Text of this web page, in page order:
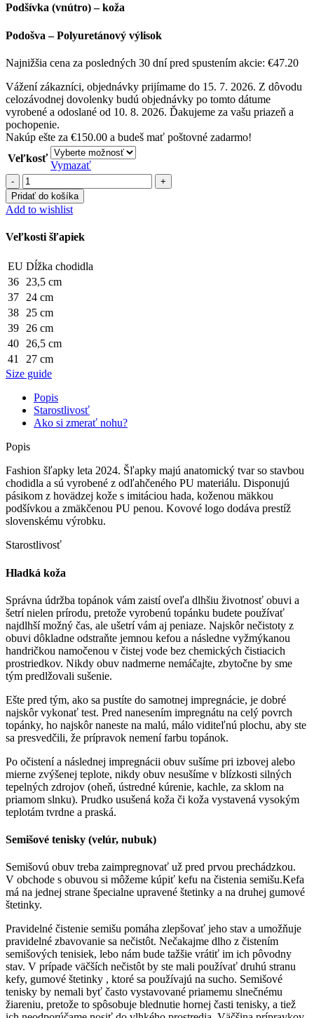
Podšívka (vnútro) – koža
Podošva – Polyuretánový výlisok
Najnižšia cena za posledných 30 dní pred spustením akcie: €47.20
Vážení zákazníci, objednávky prijímame do 15. 7. 2026. Z dôvodu
celozávodnej dovolenky budú objednávky po tomto dátume
vyrobené a odoslané od 10. 8. 2026. Ďakujeme za vašu priazeň a
pochopenie.
Nakúp ešte za €150.00 a budeš mať poštovné zadarmo!
Veľkosť
Vymazať
množstvo
Šľapky
ZDA
Burgundy
Pridať do košíka
Add to wishlist
Veľkosti šľapiek
EU Dĺžka chodidla
36
23,5 cm
37
24 cm
38
25 cm
39
26 cm
40
26,5 cm
41
27 cm
Size guide
Popis
Starostlivosť
Ako si zmerať nohu?
Popis
Fashion šľapky leta 2024. Šľapky majú anatomický tvar so stavbou
chodidla a sú vyrobené z odľahčeného PU materiálu. Disponujú
pásikom z hovädzej kože s imitáciou hada, koženou mäkkou
podšívkou a zmäkčenou PU penou. Kovové logo dodáva prestíž
slovenskému výrobku.
Starostlivosť
Hladká koža
Správna údržba topánok vám zaistí oveľa dlhšiu životnosť obuvi a
šetrí nielen prírodu, pretože vyrobenú topánku budete používať
najdlhší možný čas, ale ušetrí vám aj peniaze. Najskôr nečistoty z
obuvi dôkladne odstraňte jemnou kefou a následne vyžmýkanou
handričkou namočenou v čistej vode bez chemických čistiacich
prostriedkov. Nikdy obuv nadmerne nemáčajte, zbytočne by sme
tým predlžovali sušenie.
Ešte pred tým, ako sa pustíte do samotnej impregnácie, je dobré
najskôr vykonať test. Pred nanesením impregnátu na celý povrch
topánky, ho najskôr naneste na malú, málo viditeľnú plochu, aby ste
sa presvedčili, že prípravok nemení farbu topánok.
Po očistení a následnej impregnácii obuv sušíme pri izbovej alebo
mierne zvýšenej teplote, nikdy obuv nesušíme v blízkosti silných
tepelných zdrojov (oheň, ústredné kúrenie, kachle, za sklom na
priamom slnku). Prudko usušená koža či koža vystavená vysokým
teplotám tvrdne a praská.
Semišové tenisky (velúr, nubuk)
Semišovú obuv treba zaimpregnovať už pred prvou prechádzkou.
V obchode s obuvou si môžeme kúpiť kefu na čistenia semišu.Kefa
má na jednej strane špecialne upravené štetinky a na druhej gumové
štetinky.
Pravidelné čistenie semišu pomáha zlepšovať jeho stav a umožňuje
pravidelné zbavovanie sa nečistôt. Nečakajme dlho z čistením
semišových tenisiek, lebo nám bude tažšie vrátiť im ich pôvodny
stav. V prípade väčších nečistôt by ste mali používať druhú stranu
kefy, gumové štetinky , ktoré sa používajú na sucho. Semišové
tenisky by nemali byť často vystavované priamemu slnečnému
žiareniu, pretože to spôsobuje blednutie hornej časti tenisky, a tiež